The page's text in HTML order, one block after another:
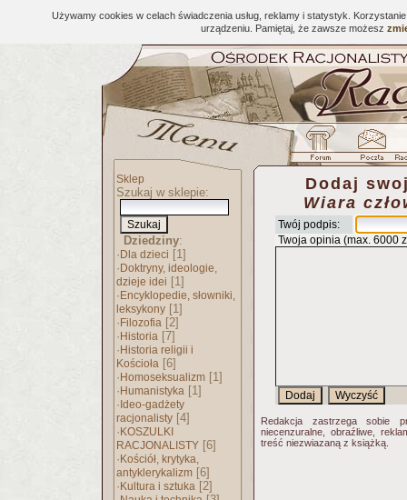
Używamy cookies w celach świadczenia usług, reklamy i statystyk.
urządzeniu. Pamiętaj, że zawsze możesz
Sklep
Szukaj w sklepie:
Dziedziny:
· Dla dzieci [1]
· Doktryny, ideologie,
dzieje idei [1]
· Encyklopedie, słowniki,
leksykony [1]
· Filozofia [2]
· Historia [7]
· Historia religii i
Kościoła [6]
· Homoseksualizm [1]
· Humanistyka [1]
· Ideo-gadżety
racjonalisty [4]
· KOSZULKI
RACJONALISTY [6]
· Kościół, krytyka,
antyklerykalizm [6]
· Kultura i sztuka [2]
Dodaj
Wiara
Twój podpis:
Twoja opinia (max. 6000
Redakcja zastrzega sobie
niecenzuralne, obraźliwe,
treść niezwiazaną z książką.